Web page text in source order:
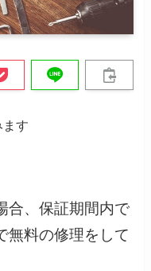
す
合、保証期間内で
無料の修理をして